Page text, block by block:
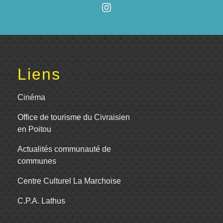
Liens
Cinéma
Office de tourisme du Civraisien
en Poitou
Actualités communauté de
communes
Centre Culturel La Marchoise
C.P.A. Lathus